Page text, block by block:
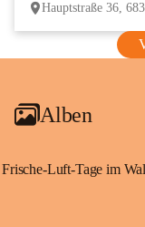
Hauptstraße 36,
Alben
Frische-Luft-Tage im